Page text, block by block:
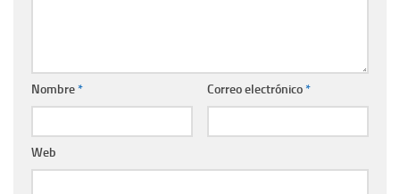
Nombre* Correo electrónico*
Web